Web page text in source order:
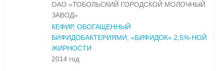
ОАО «ТОБОЛЬСКИЙ ГОРОДСКОЙ МОЛОЧНЫЙ
ЗАВОД»
КЕФИР, ОБОГАЩЕННЫЙ
БИФИДОБАКТЕРИЯМИ, «БИФИДОК» 2,5%-НОЙ
ЖИРНОСТИ
2014 год